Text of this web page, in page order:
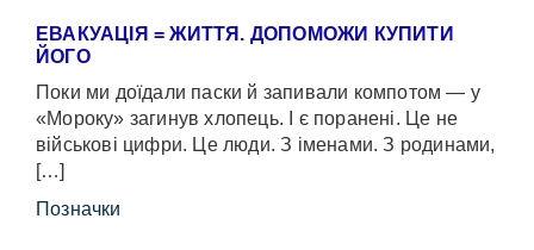
ЕВАКУАЦІЯ = ЖИТТЯ. ДОПОМОЖИ КУПИТИ
ЙОГО
Поки ми доїдали паски й запивали компотом — у
«Мороку» загинув хлопець. І є поранені. Це не
військові цифри. Це люди. З іменами. З родинами,
[…]
Позначки